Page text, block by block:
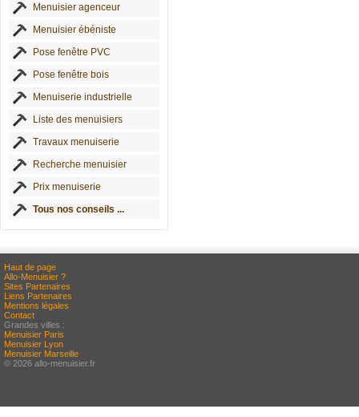
Menuisier agenceur
Menuisier ébéniste
Pose fenêtre PVC
Pose fenêtre bois
Menuiserie industrielle
Liste des menuisiers
Travaux menuiserie
Recherche menuisier
Prix menuiserie
Tous nos conseils ...
Haut de page
Allo-Menuisier ?
Sites Partenaires
Liens Partenaires
Mentions légales
Contact
Grandes villes :
Menuisier Paris
Menuisier Lyon
Menuisier Marseille
© 2026 allo-menuisier.fr